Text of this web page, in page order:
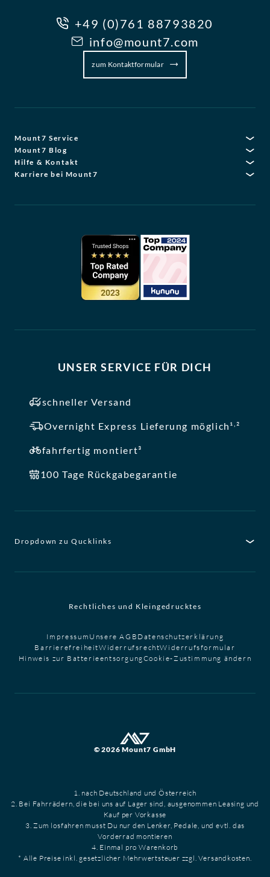
+49 (0)761 88793820
info@mount7.com
zum Kontaktformular
Mount7 Service
Mount7 Blog
Hilfe & Kontakt
Karriere bei Mount7
UNSER SERVICE FÜR DICH
schneller Versand
Overnight Express Lieferung möglich¹ ,²
fahrfertig montiert³
100 Tage Rückgabegarantie
Dropdown zu Qucklinks
Rechtliches und Kleingedrucktes
Impressum Unsere AGB Datenschutzerklärung
BarrierefreiheitWiderrufsrechtWiderrufsformular
Hinweis zur BatterieentsorgungCookie-Zustimmung ändern
© 2026 Mount7 GmbH
1. nach Deutschland und Österreich
2. Bei Fahrrädern, die bei uns auf Lager sind, ausgenommen Leasing und
Kauf per Vorkasse
3. Zum losfahren musst Du nur den Lenker, Pedale, und evtl. das
Vorderrad montieren
4. Einmal pro Warenkorb
* Alle Preise inkl. gesetzlicher Mehrwertsteuer zzgl. Versandkosten.